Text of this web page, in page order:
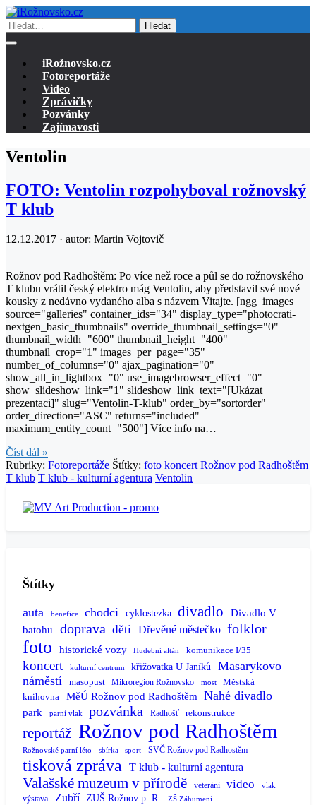
Hledat
iRožnovsko.cz
Fotoreportáže
Video
Zprávičky
Pozvánky
Zajímavosti
Ventolin
FOTO: Ventolin rozpohyboval rožnovský
T klub
12.12.2017 · autor: Martin Vojtovič
Rožnov pod Radhoštěm: Po více než roce a půl se do rožnovského
T klubu vrátil český elektro mág Ventolin, aby představil své nové
kousky z nedávno vydaného alba s názvem Vitajte. [ngg_images
source="galleries" container_ids="34" display_type="photocrati-
nextgen_basic_thumbnails" override_thumbnail_settings="0"
thumbnail_width="600" thumbnail_height="400"
thumbnail_crop="1" images_per_page="35"
number_of_columns="0" ajax_pagination="0"
show_all_in_lightbox="0" use_imagebrowser_effect="0"
show_slideshow_link="1" slideshow_link_text="[Ukázat
prezentaci]" slug="Ventolin-T-klub" order_by="sortorder"
order_direction="ASC" returns="included"
maximum_entity_count="500"] Více info na…
Číst dál »
Rubriky: Fotoreportáže Štítky: foto koncert Rožnov pod Radhoštěm
T klub T klub - kulturní agentura Ventolin
Štítky
auta
benefice chodci cyklostezka divadlo
Divadlo V
batohu
doprava děti Dřevěné městečko folklor
foto historické vozy Hudební altán komunikace I/35
koncert kulturní centrum křižovatka U Janíků
Masarykovo
náměstí
masopust Mikroregion Rožnovsko most
Městská
knihovna
MěÚ Rožnov pod Radhoštěm Nahé divadlo
park parní vlak pozvánka Radhošť rekonstrukce
reportáž Rožnov pod Radhoštěm
Rožnovské parní léto sbírka sport SVČ Rožnov pod Radhostěm
tisková zpráva T klub - kulturní agentura
Valašské muzeum v přírodě veteráni video vlak
výstava Zubří ZUŠ Rožnov p. R. ZŠ Záhumení